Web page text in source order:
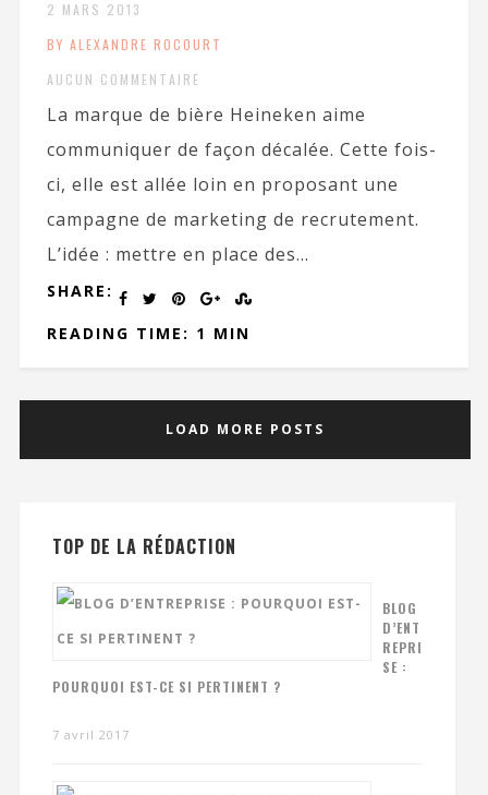
2 MARS 2013
BY ALEXANDRE ROCOURT
AUCUN COMMENTAIRE
La marque de bière Heineken aime
communiquer de façon décalée. Cette fois-
ci, elle est allée loin en proposant une
campagne de marketing de recrutement.
L’idée : mettre en place des...
SHARE:
READING TIME: 1 MIN
LOAD MORE POSTS
TOP DE LA RÉDACTION
BLOG
D’ENT
REPRI
SE :
POURQUOI EST-CE SI PERTINENT ?
7 avril 2017